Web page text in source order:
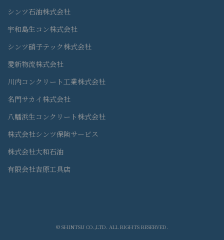
シンツ石油株式会社
宇和島生コン株式会社
シンツ硝子テック株式会社
愛新物流株式会社
川内コンクリート工業株式会社
名門サカイ株式会社
八幡浜生コンクリート株式会社
株式会社シンツ保険サービス
株式会社大和石油
有限会社吉原工具店
© SHINTSU CO.,LTD. ALL RIGHTS RESERVED.